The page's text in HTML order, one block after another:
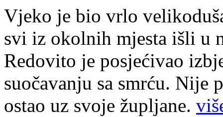
Vjeko je bio vrlo
svi iz okolnih mjesta išli u
Redovito je posjećivao
suočavanju sa smrću. Nije
ostao uz svoje župljane.